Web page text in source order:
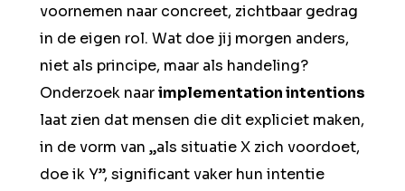
voornemen naar concreet, zichtbaar gedrag
in de eigen rol. Wat doe jij morgen anders,
niet als principe, maar als handeling?
Onderzoek naarimplementation intentions
laat zien dat mensen die dit expliciet maken,
in de vorm van „als situatie X zich voordoet,
doe ik Y”, significant vaker hun intentie